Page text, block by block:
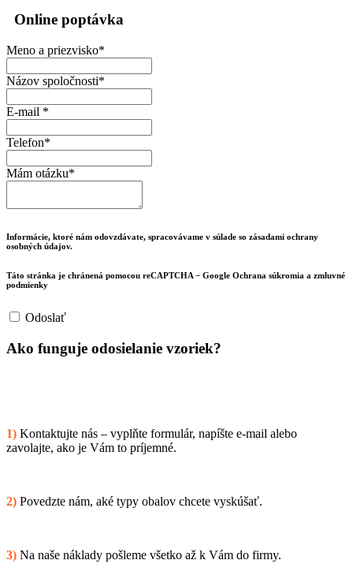
Online poptávka
Meno a priezvisko*
Názov spoločnosti*
E-mail *
Telefon*
Mám otázku*
Informácie, ktoré nám odovzdávate, spracovávame v súlade so zásadami ochrany
osobných údajov.
Táto stránka je chránená pomocou reCAPTCHA − Google Ochrana súkromia a zmluvné
podmienky
Odoslať
Ako funguje odosielanie vzoriek?
1) Kontaktujte nás – vyplňte formulár, napíšte e-mail alebo
zavolajte, ako je Vám to príjemné.
2) Povedzte nám, aké typy obalov chcete vyskúšať.
3) Na naše náklady pošleme všetko až k Vám do firmy.